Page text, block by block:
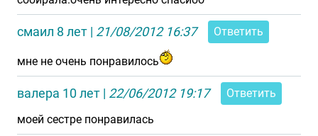
смаил 8 лет | 21/08/2012 16:37 Ответить
мне не очень понравилось
валера 10 лет | 22/06/2012 19:17
Ответить
моей сестре понравилась